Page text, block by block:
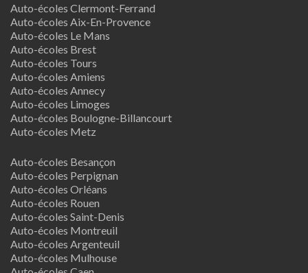
Auto-écoles Clermont-Ferrand
Auto-écoles Aix-En-Provence
Auto-écoles Le Mans
Auto-écoles Brest
Auto-écoles Tours
Auto-écoles Amiens
Auto-écoles Annecy
Auto-écoles Limoges
Auto-écoles Boulogne-Billancourt
Auto-écoles Metz
Auto-écoles Besançon
Auto-écoles Perpignan
Auto-écoles Orléans
Auto-écoles Rouen
Auto-écoles Saint-Denis
Auto-écoles Montreuil
Auto-écoles Argenteuil
Auto-écoles Mulhouse